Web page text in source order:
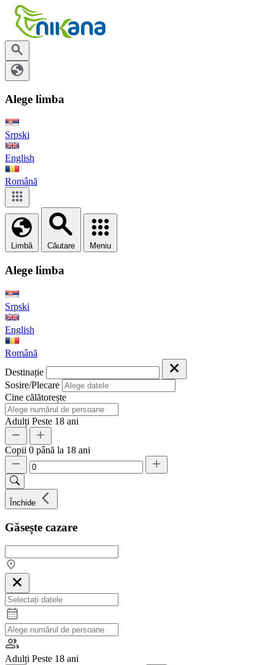
Alege limba
Srpski
English
Română
Limbă Căutare Meniu
Alege limba
Srpski
English
Română
Destinație
Sosire/Plecare
Cine călătorește
Adulți Peste 18 ani
Copii 0 până la 18 ani
Închide
Găsește cazare
Adulți Peste 18 ani